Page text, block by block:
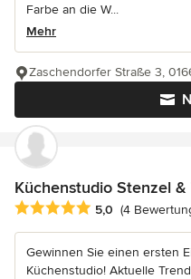
Farbe an die W...
Mehr
Zaschendorfer Straße 3,
Küchenstudio Stenzel &
Durchschnittliche
5,0 (4
Gewinnen Sie einen ersten
Küchenstudio! Aktuelle